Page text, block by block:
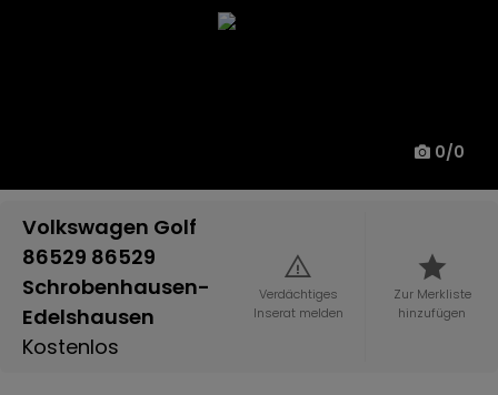
0/0
Volkswagen Golf
86529 86529
Schrobenhausen-
Edelshausen
Kostenlos
Verdächtiges
Inserat melden
Zur Merkliste
hinzufügen